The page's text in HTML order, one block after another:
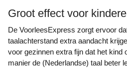
Groot effect voor
De VoorleesExpress zorgt ervoor dat kinderen met een
taalachterstand extra aandacht
voor gezinnen extra fijn dat het kind
manier de (Nederlandse) taal beter